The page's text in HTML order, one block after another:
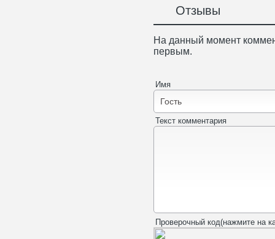
Отзывы
На данный момент
первым.
Имя
Текст комментария
Проверочный код(нажмите на